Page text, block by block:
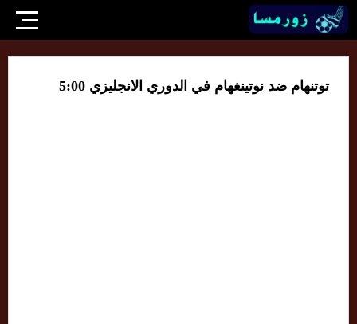
توتنهام ضد نوتينغهام في الدوري الانجليزي 5:00